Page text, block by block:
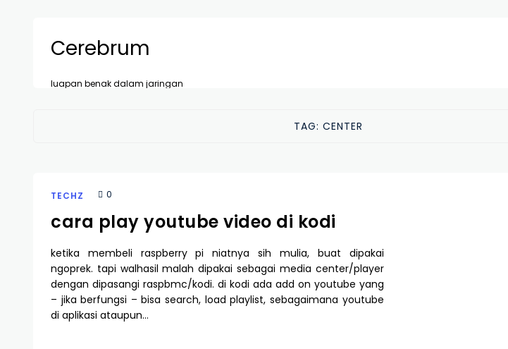
Cerebrum
luapan benak dalam jaringan
TAG: CENTER
TECHZ 0
cara play youtube video di kodi
ketika membeli raspberry pi niatnya sih mulia, buat dipakai
ngoprek. tapi walhasil malah dipakai sebagai media center/player
dengan dipasangi raspbmc/kodi. di kodi ada add on youtube yang
– jika berfungsi – bisa search, load playlist, sebagaimana youtube
di aplikasi ataupun…